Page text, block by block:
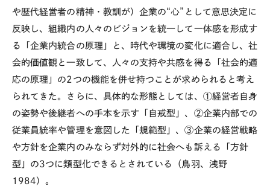
や歴代経営者の精神・教訓が）企業の“心”として意思決定に
反映し、組織内の人々のビジョンを統一して一体感を形成す
る「企業内統合の原理」と、時代や環境の変化に適合し、社
会的価値観と一致して、人々の支持や共感を得る「社会的適
応の原理」の2つの機能を併せ持つことが求められると考え
られてきた。さらに、具体的な形態としては、①経営者自身
の姿勢や後継者への手本を示す「自戒型」、②企業内部での
従業員統率や管理を意図した「規範型」、③企業の経営戦略
や方針を企業内のみならず対外的に社会へも訴える「方針
型」の3つに類型化できるとされている（鳥羽、浅野
1984）。